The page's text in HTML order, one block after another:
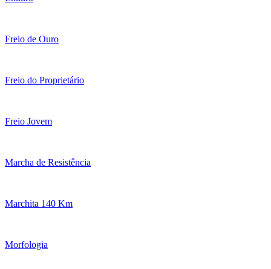
Freio de Ouro
Freio do Proprietário
Freio Jovem
Marcha de Resistência
Marchita 140 Km
Morfologia